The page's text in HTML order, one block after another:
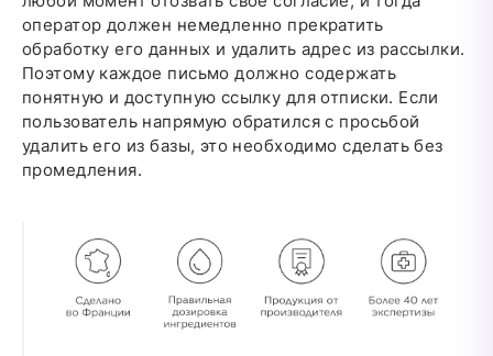
оператор должен немедленно прекратить
обработку его данных и удалить адрес из рассылки.
Поэтому каждое письмо должно содержать
понятную и доступную ссылку для отписки. Если
пользователь напрямую обратился с просьбой
удалить его из базы, это необходимо сделать без
промедления.